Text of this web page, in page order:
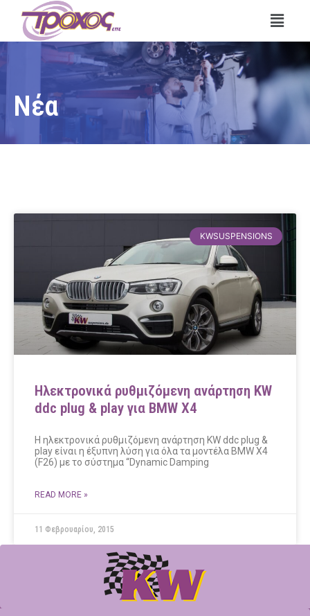
Νέα
KWSUSPENSIONS
Ηλεκτρονικά ρυθμιζόμενη ανάρτηση KW
ddc plug & play για BMW X4
Η ηλεκτρονικά ρυθμιζόμενη ανάρτηση KW ddc plug &
play είναι η έξυπνη λύση για όλα τα μοντέλα BMW X4
(F26) με το σύστημα “Dynamic Damping
READ MORE »
11 Φεβρουαρίου, 2015